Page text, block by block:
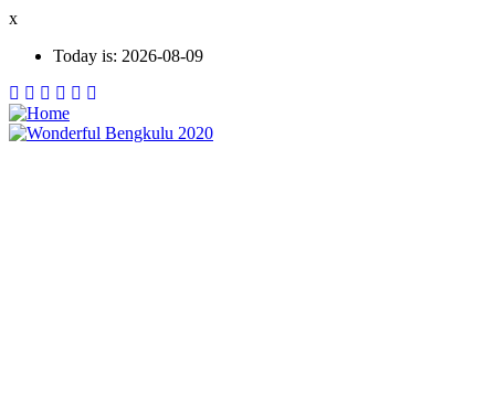
Skip
main
x
Today is: 2026-08-09